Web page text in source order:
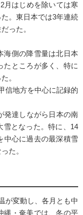
月はじめを除いては寒
。東日本では3年連続
った。
海側の降雪量は北日本
たところが多く、特に
。
信地方を中心に記録的
発達しながら日本の南
雪となった。特に、14
中心に過去の最深積雪
た。
が変動し、各月とも中
縄・奄美では、冬の平